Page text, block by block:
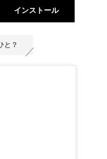
インストール
と？